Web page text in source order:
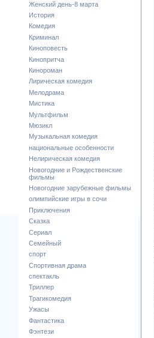
Женский день-8 марта
История
Комедия
Криминал
Киноповесть
Кинопритча
Кинороман
Лирическая комедия
Мелодрама
Мистика
Мультфильм
Мюзикл
Музыкальная комедия
национальные особенности
Нелирическая комедия
Новогодние и Рождественские
фильмы
Новогодние зарубежные фильмы
олимпийские игры в сочи
Приключения
Сказка
Сериал
Семейный
спорт
Спортивная драма
спектакль
Триллер
Трагикомедия
Ужасы
Фантастика
Фэнтези